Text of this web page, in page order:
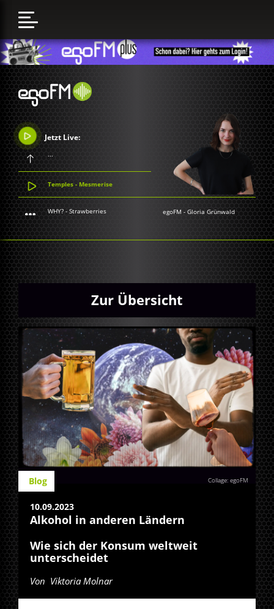
Jetzt Live:
...
Temples - Mesmerise
WHY? - Strawberries egoFM -Gloria Grünwald
Zur Übersicht
Collage: egoFM
Blog
10.09.2023
Alkohol in anderen Ländern
Wie sich der Konsum weltweit
unterscheidet
Von Viktoria Molnar